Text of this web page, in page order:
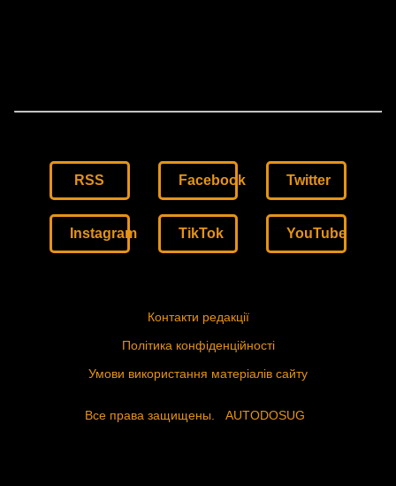
RSS Facebook Twitter
Instagram TikTok YouTube
Контакти редакції
Політика конфіденційності
Умови використання матеріалів сайту
Все права защищены. AUTODOSUG